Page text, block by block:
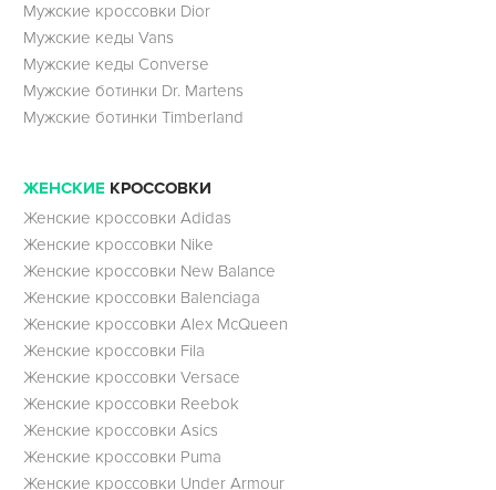
Мужские кроссовки Dior
Мужские кеды Vans
Мужские кеды Converse
Мужские ботинки Dr. Martens
Мужские ботинки Timberland
ЖЕНСКИЕ КРОССОВКИ
Женские кроссовки Adidas
Женские кроссовки Nike
Женские кроссовки New Balance
Женские кроссовки Balenciaga
Женские кроссовки Alex McQueen
Женские кроссовки Fila
Женские кроссовки Versace
Женские кроссовки Reebok
Женские кроссовки Asics
Женские кроссовки Puma
Женские кроссовки Under Armour